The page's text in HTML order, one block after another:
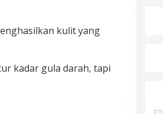
kulit yang
kadar gula darah, tapi